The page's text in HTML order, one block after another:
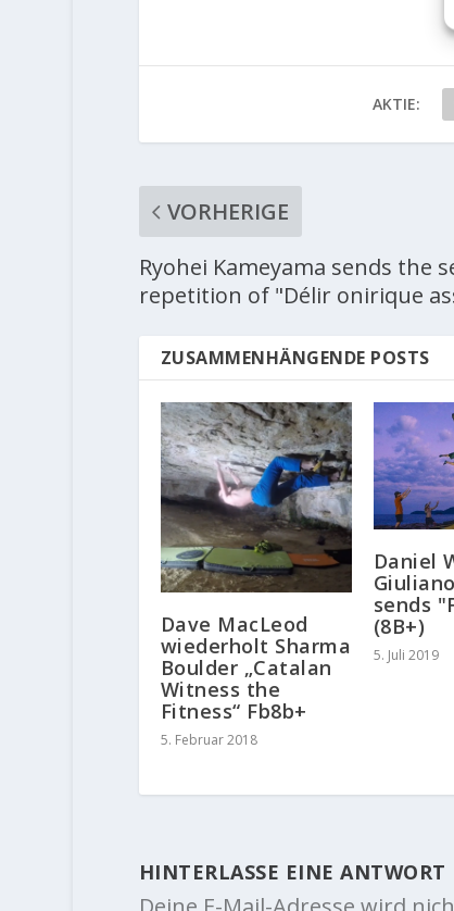
AKTIE:
VORHERIGE
Ryohei Kameyama sends the
repetition of "Délir onirique
ZUSAMMENHÄNGENDE POSTS
Dave MacLeod
wiederholt Sharma
Boulder „Catalan
Witness the
Fitness“ Fb8b+
5. Februar 2018
Daniel
sends
(8B+)
5. Juli 2019
HINTERLASSE EINE ANTWORT